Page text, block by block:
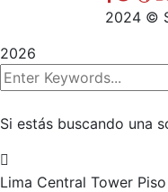
2024 ©
2026
Si estás buscando una
Lima Central Tower